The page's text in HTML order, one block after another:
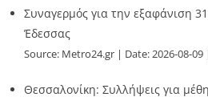
Συναγερμός για την εξαφάνιση
Έδεσσας
Source: Metro24.gr Date: 2026-08-09
Θεσσαλονίκη: Συλλήψεις για